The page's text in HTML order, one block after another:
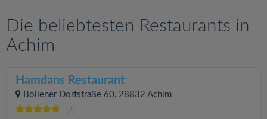
Die beliebtesten Restaurants in
Achim
Hamdans Restaurant
Bollener Dorfstraße 60, 28832 Achim
(2)